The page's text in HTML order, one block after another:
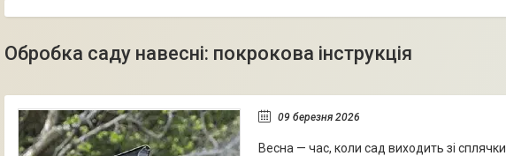
Обробка саду навесні: покрокова інструкція
09 березня 2026
Весна — час, коли сад виходить зі